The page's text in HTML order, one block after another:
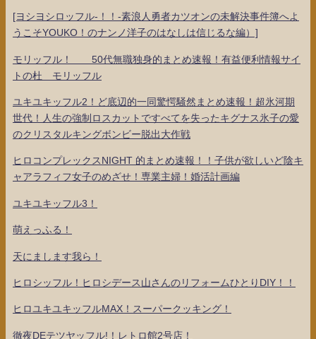
[ヨシヨシロッフル-！！-素浪人勇者カツオンの未解決事件簿へよ
うこそYOUKO！のナンノ洋子のはなしは信じるな編）]
モリッフル！ 50代無職独身的まとめ速報！有益便利情報サイ
トの杜 モリッフル
ユキユキッフル2！ど底辺的一同驚愕騒然まとめ速報！超氷河期
世代！人生の強制ロスカットですべてを失ったキグナス氷子の愛
のクリスタルキングボンビー脱出大作戦
ヒロコンプレックスNIGHT 的まとめ速報！！子供が欲しいど陰キ
ャアラフィフ女子のめざせ！専業主婦！婚活計画編
ユキユキッフル3！
萌えっふる！
天にまします我ら！
ヒロシッフル！ヒロシデース山さんのリフォームひとりDIY！！
ヒロユキユキッフルMAX！スーパークッキング！
徹夜DEテツヤッフル!！レトロ館2号店！